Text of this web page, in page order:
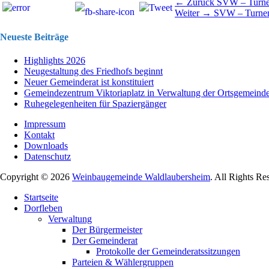
Beitragsnavigation ← Zurück
Beitrag:
SVW –
Weiter → Nächster
SVW –
Neueste Beiträge
Highlights 2026
Neugestaltung des Friedhofs beginnt
Neuer Gemeinderat ist konstituiert
Gemeindezentrum Viktoriaplatz in Verwaltung der
Ruhegelegenheiten für Spaziergänger
Impressum
Kontakt
Downloads
Datenschutz
Copyright © 2026 Weinbaugemeinde Waldlaubersheim. All Rights
oben
scrollen
Startseite
Dorfleben
Verwaltung
Der Bürgermeister
Der Gemeinderat
Protokolle der Gemeinderatssitzungen
Parteien & Wählergruppen